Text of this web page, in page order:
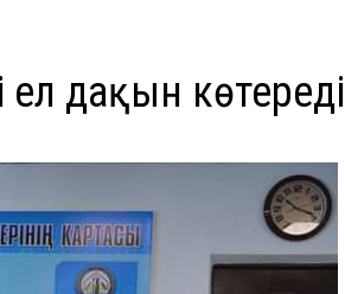
даңқын көтереді